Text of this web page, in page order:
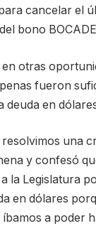
cancelar el
bono
otras
fueron
deuda en
una
y confesó
la Legislatura
en dólares
a poder